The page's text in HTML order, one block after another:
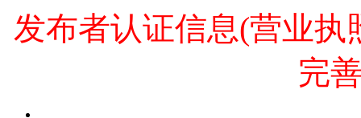
发布者认证信息(营业
完